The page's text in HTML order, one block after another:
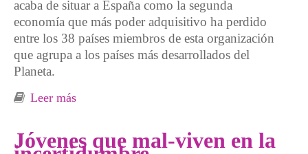
acaba de situar a España como la segunda
economía que más poder adquisitivo ha perdido
entre los 38 países miembros de esta organización
que agrupa a los países más desarrollados del
Planeta.
Leer más
Jóvenes que mal-viven en la